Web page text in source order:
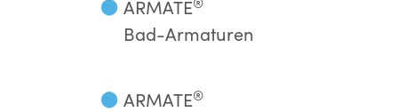
⬤ ARMATE
Bad-Armaturen
⬤ ARMATE®